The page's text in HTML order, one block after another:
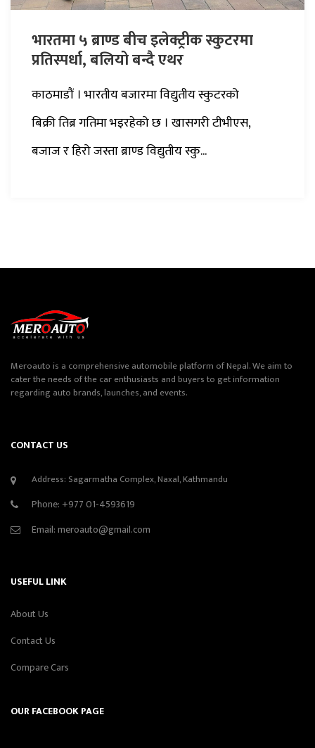
भारतमा ५ ब्राण्ड बीच इलेक्ट्रीक स्कुटरमा
प्रतिस्पर्धा, बलियो बन्दै एथर
काठमाडौं । भारतीय बजारमा विद्युतीय स्कुटरको
बिक्री तिब्र गतिमा भइरहेको छ । खासगरी टीभीएस,
बजाज र हिरो जस्ता ब्राण्ड विद्युतीय स्कु...
Meroauto is a comprehensive automobile platform of Nepal. We aim to
cater the needs of the car enthusiasts and buyers to get information
regarding auto brands, launches, and events.
CONTACT US
Address: Sagarmatha Complex, Naxal, Kathmandu
Phone: +977 01-4593619
Email:meroauto@gmail.com
USEFUL LINK
About Us
Contact Us
Compare Cars
OUR FACEBOOK PAGE